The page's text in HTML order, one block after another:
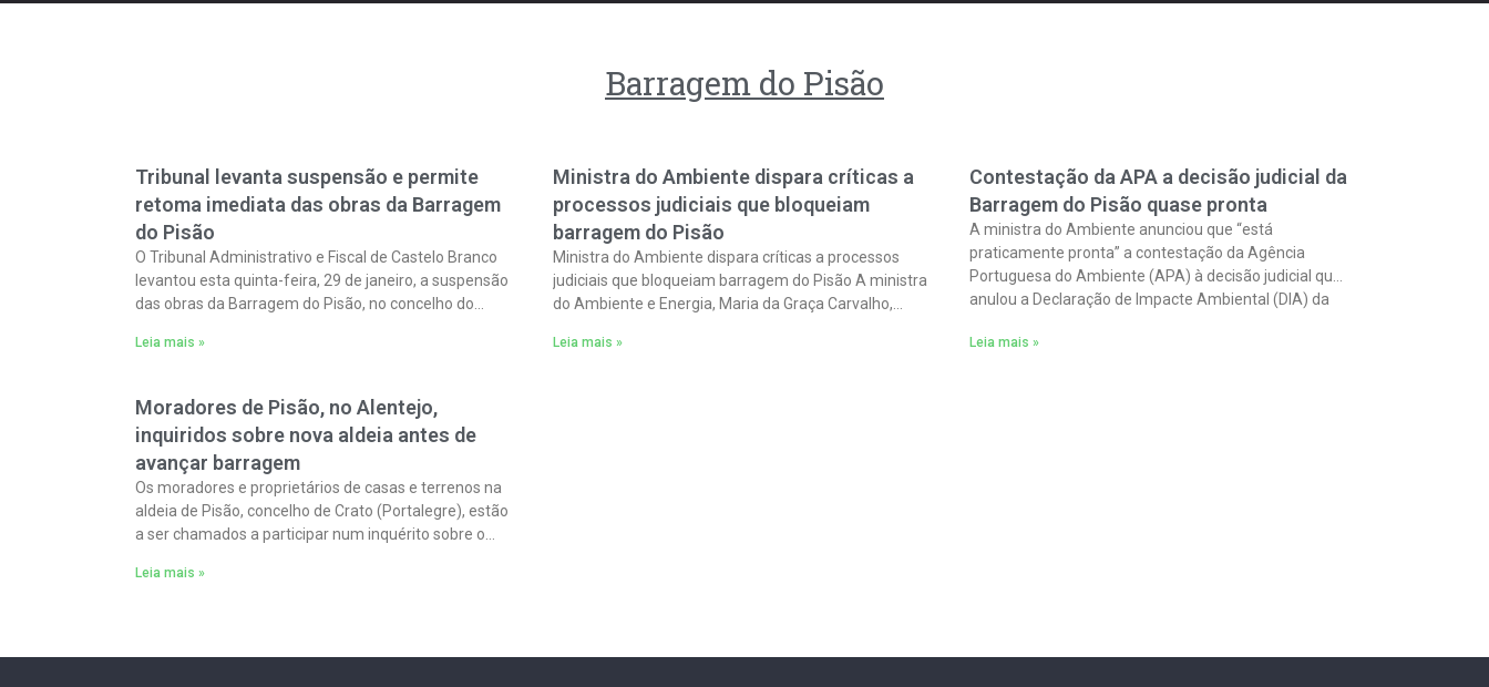
Barragem do Pisão
Tribunal levanta suspensão e permite
retoma imediata das obras da Barragem
do Pisão
O Tribunal Administrativo e Fiscal de Castelo Branco
levantou esta quinta-feira, 29 de janeiro, a suspensão
das obras da Barragem do Pisão, no concelho do
Leia mais »
Ministra do Ambiente dispara críticas a
processos judiciais que bloqueiam
barragem do Pisão
Ministra do Ambiente dispara críticas a processos
judiciais que bloqueiam barragem do Pisão A ministra
do Ambiente e Energia, Maria da Graça Carvalho,
Leia mais »
Contestação da APA a decisão judicial da
Barragem do Pisão quase pronta
A ministra do Ambiente anunciou que “está
praticamente pronta” a contestação da Agência
Portuguesa do Ambiente (APA) à decisão judicial que
anulou a Declaração de Impacte Ambiental (DIA) da
Leia mais »
Moradores de Pisão, no Alentejo,
inquiridos sobre nova aldeia antes de
avançar barragem
Os moradores e proprietários de casas e terrenos na
aldeia de Pisão, concelho de Crato (Portalegre), estão
a ser chamados a participar num inquérito sobre o
Leia mais »